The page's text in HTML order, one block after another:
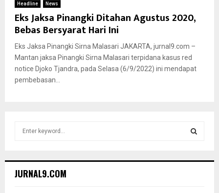
Headline News
Eks Jaksa Pinangki Ditahan Agustus 2020,
Bebas Bersyarat Hari Ini
Eks Jaksa Pinangki Sirna Malasari JAKARTA, jurnal9.com –
Mantan jaksa Pinangki Sirna Malasari terpidana kasus red
notice Djoko Tjandra, pada Selasa (6/9/2022) ini mendapat
pembebasan...
h
JURNAL9.COM